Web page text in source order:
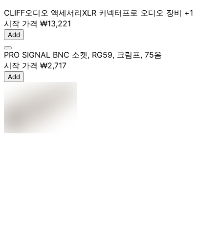
CLIFF오디오 액세서리XLR 커넥터 프로 오디오 장비 +1
시작 가격 ₩13,221
Add
PRO SIGNAL BNC 소켓, RG59, 크림프, 75옴
시작 가격 ₩2,717
Add